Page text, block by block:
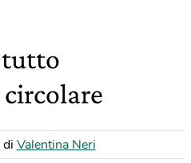
di Valentina Neri